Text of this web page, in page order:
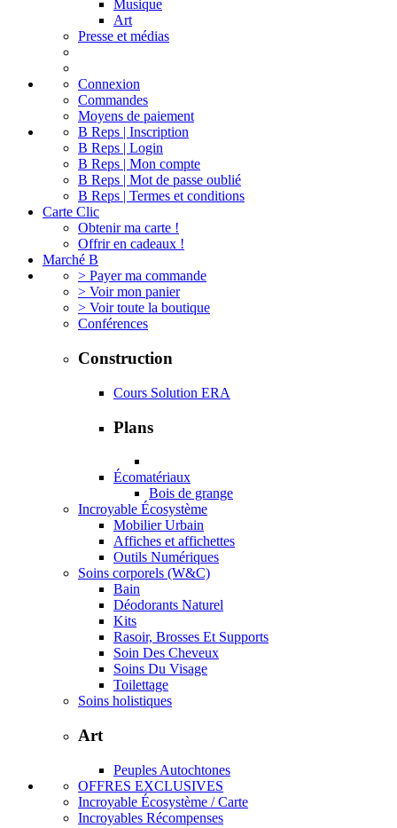
Musique
Art
Presse et médias
Connexion
Commandes
Moyens de paiement
B Reps | Inscription
B Reps | Login
B Reps | Mon compte
B Reps | Mot de passe oublié
B Reps | Termes et conditions
Carte Clic
Obtenir ma carte !
Offrir en cadeaux !
Marché B
> Payer ma commande
> Voir mon panier
> Voir toute la boutique
Conférences
Construction
Cours Solution ERA
Plans
Écomatériaux
Bois de grange
Incroyable Écosystème
Mobilier Urbain
Affiches et affichettes
Outils Numériques
Soins corporels (W&C)
Bain
Déodorants Naturel
Kits
Rasoir, Brosses Et Supports
Soin Des Cheveux
Soins Du Visage
Toilettage
Soins holistiques
Art
Peuples Autochtones
OFFRES EXCLUSIVES
Incroyable Écosystème / Carte
Incroyables Récompenses